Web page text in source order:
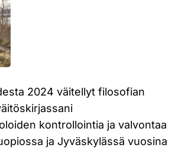
2024 väitellyt filosofian
kontrollointia ja valvontaa
ja Jyväskylässä vuosina